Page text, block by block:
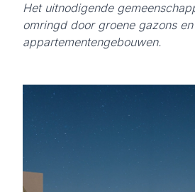
Het uitnodigende
omringd door groene gazons
appartementengebouwen.